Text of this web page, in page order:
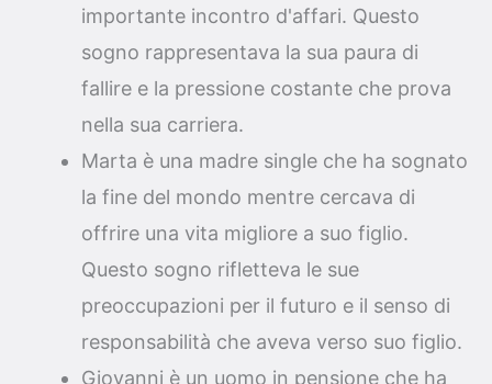
importante incontro d'affari. Questo
sogno rappresentava la sua paura di
fallire e la pressione costante che prova
nella sua carriera.
Marta è una madre single che ha sognato
la fine del mondo mentre cercava di
offrire una vita migliore a suo figlio.
Questo sogno rifletteva le sue
preoccupazioni per il futuro e il senso di
responsabilità che aveva verso suo figlio.
Giovanni è un uomo in pensione che ha